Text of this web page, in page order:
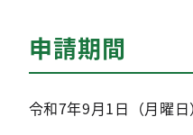
申請期間
令和7年9月1日（月曜